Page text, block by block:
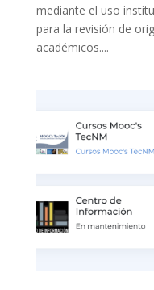
mediante el uso
para la revisión de
académicos....